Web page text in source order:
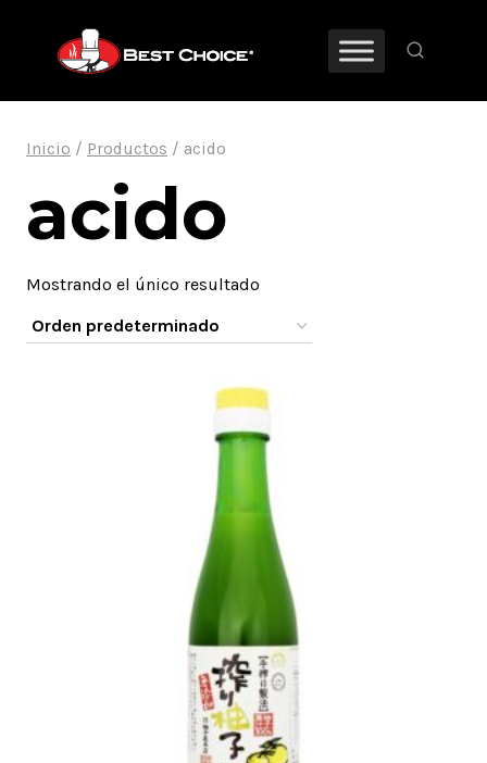
contenido
Inicio / Productos / acido
acido
Mostrando el único resultado